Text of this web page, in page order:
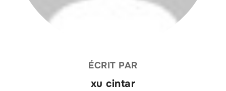
ÉCRIT PAR
xu cintar